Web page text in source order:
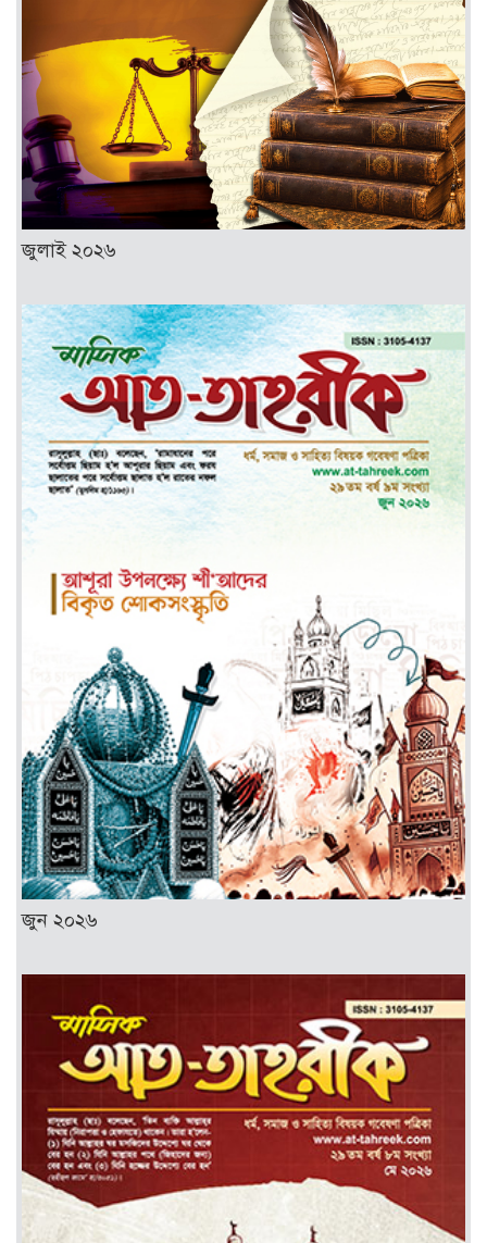
জুলাই ২০২৬
জুন ২০২৬